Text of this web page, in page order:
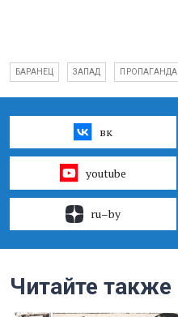
БАРАНЕЦ ЗАПАД ПРОПАГАНДА
вк
youtube
ru–by
Читайте также